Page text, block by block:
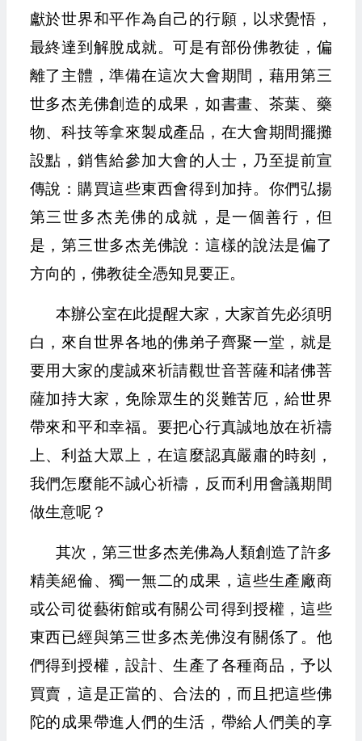
獻於世界和平作為自己的行願，以求覺悟，
最終達到解脫成就。可是有部份佛教徒，偏
離了主體，準備在這次大會期間，藉用第三
世多杰羌佛創造的成果，如書畫、茶葉、藥
物、科技等拿來製成產品，在大會期間擺攤
設點，銷售給參加大會的人士，乃至提前宣
傳說：購買這些東西會得到加持。你們弘揚
第三世多杰羌佛的成就，是一個善行，但
是，第三世多杰羌佛說：這樣的說法是偏了
方向的，佛教徒全憑知見要正。
本辦公室在此提醒大家，大家首先必須明
白，來自世界各地的佛弟子齊聚一堂，就是
要用大家的虔誠來祈請觀世音菩薩和諸佛菩
薩加持大家，免除眾生的災難苦厄，給世界
帶來和平和幸福。要把心行真誠地放在祈禱
上、利益大眾上，在這麼認真嚴肅的時刻，
我們怎麼能不誠心祈禱，反而利用會議期間
做生意呢？
其次，第三世多杰羌佛為人類創造了許多
精美絕倫、獨一無二的成果，這些生產廠商
或公司從藝術館或有關公司得到授權，這些
東西已經與第三世多杰羌佛沒有關係了。他
們得到授權，設計、生產了各種商品，予以
買賣，這是正當的、合法的，而且把這些佛
陀的成果帶進人們的生活，帶給人們美的享